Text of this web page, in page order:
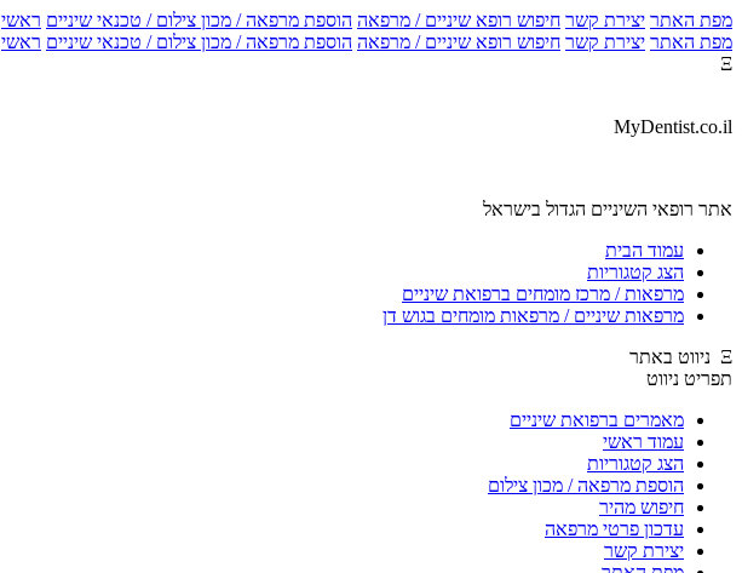
מפת האתר יצירת קשר חיפוש רופא שיניים / מרפאה הוספת מרפאה / מכון צילום / טכנאי שיניים ראשי
מפת האתר יצירת קשר חיפוש רופא שיניים / מרפאה הוספת מרפאה / מכון צילום / טכנאי שיניים ראשי
Ξ
MyDentist.co.il
אתר רופאי השיניים הגדול בישראל
עמוד הבית
הצג קטגוריות
מרפאות / מרכז מומחים ברפואת שיניים
מרפאות שיניים / מרפאות מומחים בגוש דן
Ξ ניווט באתר
תפריט ניווט
מאמרים ברפואת שיניים
עמוד ראשי
הצג קטגוריות
הוספת מרפאה / מכון צילום
חיפוש מהיר
עדכון פרטי מרפאה
יצירת קשר